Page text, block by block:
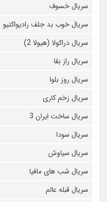
سریال خسوف
سریال خوب بد جلف رادیواکتیو
سریال دراکولا (هیولا 2)
سریال راز بقا
سریال روز بلوا
سریال زخم کاری
سریال ساخت ایران 3
سریال سودا
سریال سیاوش
سریال شب های مافیا
سریال قبله عالم